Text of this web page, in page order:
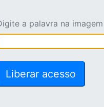
a palavra na